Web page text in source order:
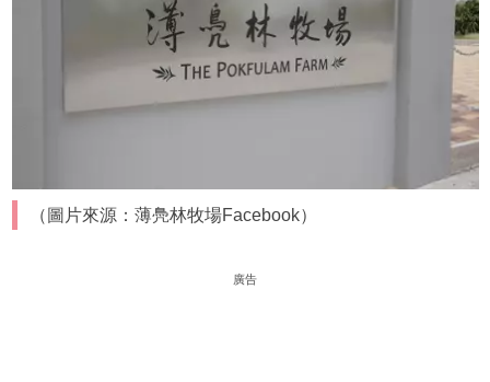
（圖片來源：薄鳧林牧場Facebook）
廣告